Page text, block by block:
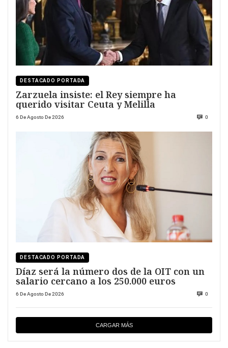
DESTACADO PORTADA
Zarzuela insiste: el Rey siempre ha
querido visitar Ceuta y Melilla
6 De Agosto De 2026 0
DESTACADO PORTADA
Díaz será la número dos de la OIT con un
salario cercano a los 250.000 euros
6 De Agosto De 2026 0
CARGAR MÁS